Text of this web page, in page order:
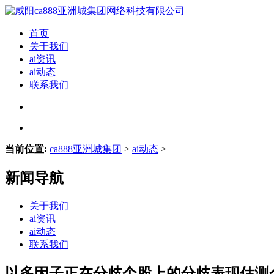
首页
关于我们
ai资讯
ai动态
联系我们
当前位置: ca888亚洲城集团 > ai动态 >
新闻导航
关于我们
ai资讯
ai动态
联系我们